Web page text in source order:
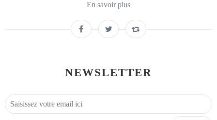
En savoir plus
NEWSLETTER